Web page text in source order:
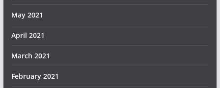
May 2021
April 2021
March 2021
February 2021